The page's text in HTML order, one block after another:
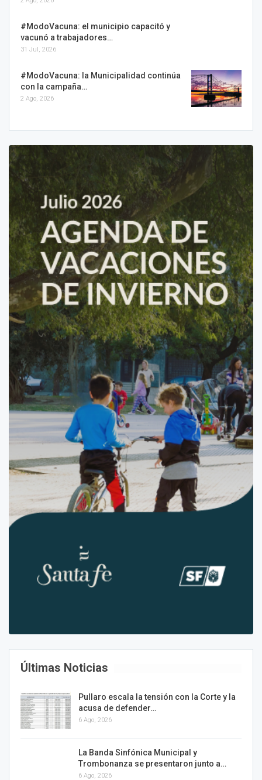
#ModoVacuna: el municipio capacitó y
vacunó a trabajadores…
31 Jul, 2026
#ModoVacuna: la Municipalidad continúa
con la campaña…
2 Ago, 2026
Últimas Noticias
Pullaro escala la tensión con la Corte y la
acusa de defender…
6 Ago, 2026
La Banda Sinfónica Municipal y
Trombonanza se presentaron junto a…
6 Ago, 2026